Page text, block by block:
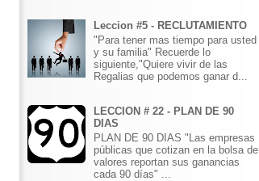
Leccion #5 - RECLUTAMIENTO
"Para tener mas tiempo para usted
y su familia" Recuerde lo
siguiente,"Quiere vivir de las
Regalias que podemos ganar d...
LECCION # 22 - PLAN DE 90
DIAS
PLAN DE 90 DIAS "Las empresas
públicas que cotizan en la bolsa de
valores reportan sus ganancias
cada 90 días" ...